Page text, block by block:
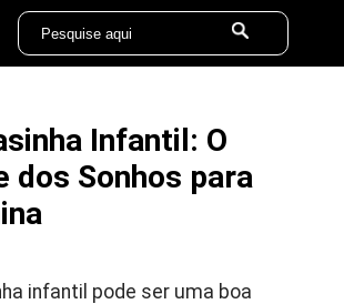
Infantil: O
dos Sonhos para
infantil pode ser uma boa